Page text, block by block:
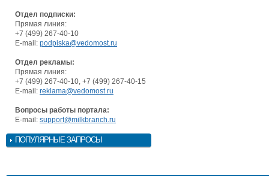
Отдел подписки:
Прямая линия:
+7 (499) 267-40-10
E-mail: podpiska@vedomost.ru
Отдел рекламы:
Прямая линия:
+7 (499) 267-40-10, +7 (499) 267-40-15
E-mail: reklama@vedomost.ru
Вопросы работы портала:
E-mail: support@milkbranch.ru
ПОПУЛЯРНЫЕ ЗАПРОСЫ